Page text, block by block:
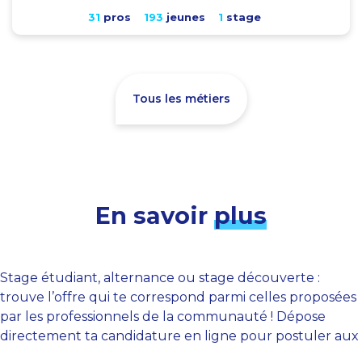
31 pros 193 jeunes 1 stage
Tous les métiers
En savoir plus
Stage étudiant, alternance ou stage découverte :
trouve l’offre qui te correspond parmi celles proposées
par les professionnels de la communauté ! Dépose
directement ta candidature en ligne pour postuler aux